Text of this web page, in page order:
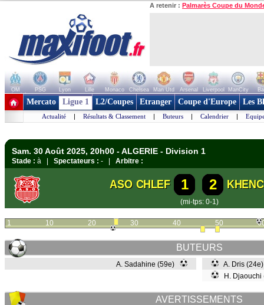
A retenir : Palmarès Coupe du
OM PSG Lyon Lille Monaco Chelsea Man Utd Arsenal Liverpool ManCity
+ de clubs
Mercato Ligue 1 L2/Coupes Etranger Coupe d'Europe Les
Actualité | Résultats & Classement | Buteurs | Calendrier |
Sam. 30 Août 2025, 20h00 - ALGERIE - Division 1
Stade : à | Spectateurs : - | Arbitre :
ASO CHLEF 1 2
(mi-tps: 0-1)
1 10 20 30 40 50
BUTEURS
A. Sadahine (59e)
A. Dris
H.
AVERTISSEMENTS